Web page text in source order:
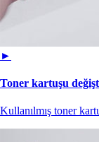
►
Toner kartuşu
Kullanılmış toner